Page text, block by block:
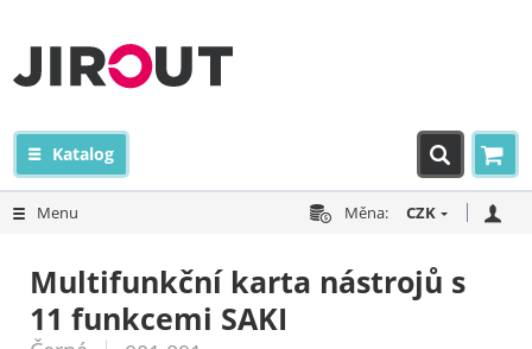
Katalog
Menu Měna: CZK
Multifunkční karta nástrojů s
11 funkcemi SAKI